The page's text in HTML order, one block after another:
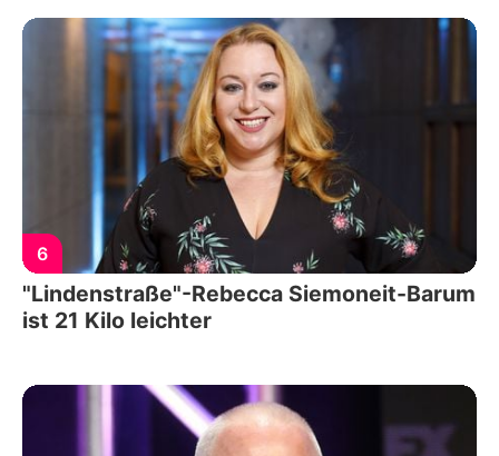
6
"Lindenstraße"-Rebecca Siemoneit-Barum
ist 21 Kilo leichter